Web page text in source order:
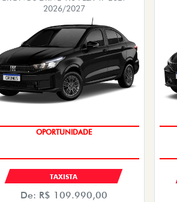
2026/2027
OPORTUNIDADE
TAXISTA
De: R$ 109.990,00